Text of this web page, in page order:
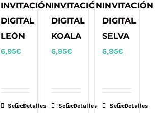
INVITACIÓN
DIGITAL
LEÓN
6,95€
SelectDetalles
INVITACIÓN
DIGITAL
KOALA
6,95€
SelectDetalles
INVITACIÓN
DIGITAL
SELVA
6,95€
SelectDetalles